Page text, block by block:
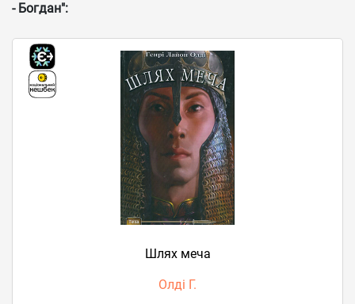
- Богдан":
Шлях меча
Олді Г.